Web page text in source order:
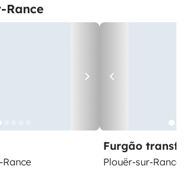
Rance
Furgão
Plouër-sur-Rance